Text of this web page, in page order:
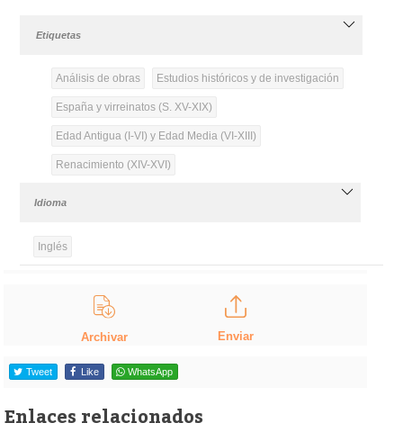
Etiquetas
Análisis de obras Estudios históricos y de investigación
España y virreinatos (S. XV-XIX)
Edad Antigua (I-VI) y Edad Media (VI-XIII)
Renacimiento (XIV-XVI)
Idioma
Inglés
Archivar Enviar
Tweet Like WhatsApp
Enlaces relacionados